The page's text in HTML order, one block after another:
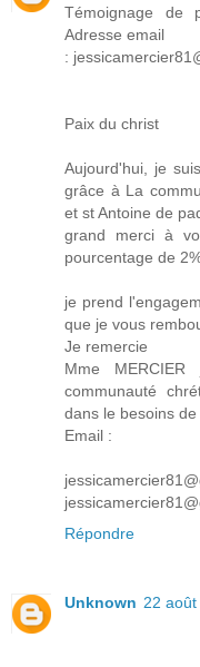
Témoignage de
Adresse email
:
Paix du christ
Aujourd'hui, je
grâce à La
et st Antoine de
grand merci à
pourcentage de
je prend
que je vous
Je remercie
Mme
communauté
dans le besoins
Email :
Répondre
Unknown 22